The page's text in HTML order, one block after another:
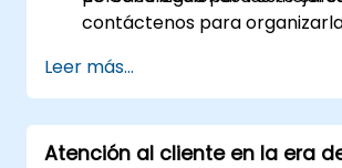
contáctenos para
Leer más...
Atención al cliente en la era